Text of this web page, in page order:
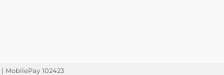
102423